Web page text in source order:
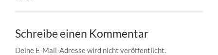
Schreibe einen Kommentar
Deine E-Mail-Adresse wird nicht veröffentlicht.